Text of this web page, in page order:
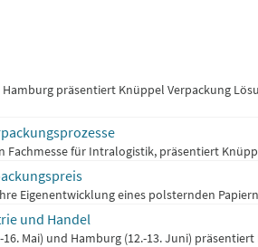
präsentiert Knüppel Verpackung
für Intralogistik, präsentiert
Eigenentwicklung eines polsternden
und Handel
Mai) und Hamburg (12.-13. Juni)